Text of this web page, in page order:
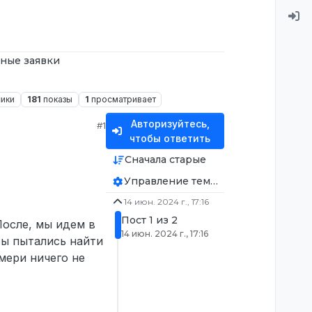
заявки
181 показы 1 просматривает
#1
мы идем в
пытались найти
ничего не
Авторизуйтесь,
чтобы ответить
Сначала старые
Управление темой
14 июн. 2024 г., 17:16
Пост 1 из 2
14 июн. 2024 г., 17:16